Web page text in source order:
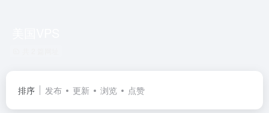
排序 发布 更新 浏览 点赞